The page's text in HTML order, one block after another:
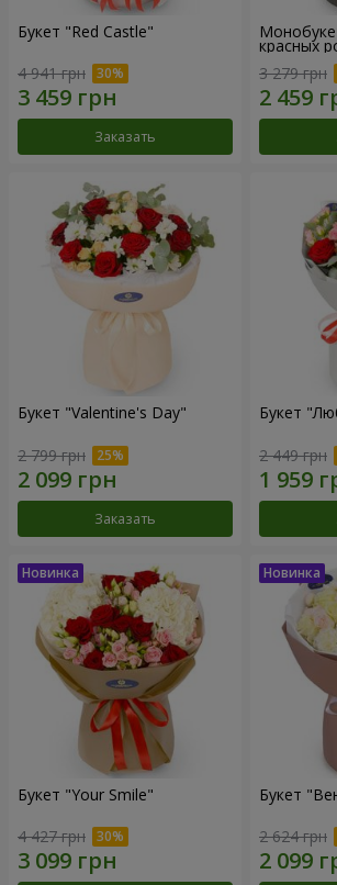
Букет "Red Castle"
4 941 грн
Заказать
красных
3 279 грн
Букет "Valentine's Day"
2 799 грн
Заказать
Букет
2 449 грн
Букет "Your Smile"
4 427 грн
Букет
2 624 грн